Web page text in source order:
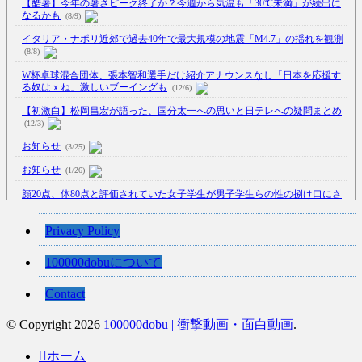
【酷暑】今年の暑さピーク終了か？今週から気温も「30℃未満」が続出に
なるかも
(8/9)
イタリア・ナポリ近郊で過去40年で最大規模の地震「M4.7」の揺れを観測
(8/8)
W杯卓球混合団体、張本智和選手だけ紹介アナウンスなし「日本を応援す
る奴はｘね」激しいブーイングも
(12/6)
【初激白】松岡昌宏が語った、国分太一への思いと日テレへの疑問まとめ
(12/3)
お知らせ (3/25)
お知らせ (1/26)
顔20点、体80点と評価されていた女子学生が男子学生らの性の捌け口にさ
【中国】処理水の問題化狙うも不発？ASEAN関連会合で賛同広がらず
【韓国】54.1％「IAEA報告書を信用しない」
Powered by livedoor 相互RSS
Privacy Policy
100000dobuについて
Contact
© Copyright 2026 100000dobu | 衝撃動画・面白動画.
ホーム